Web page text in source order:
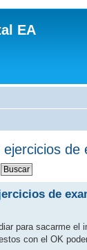
EA
de
de
para sacarme
con el OK